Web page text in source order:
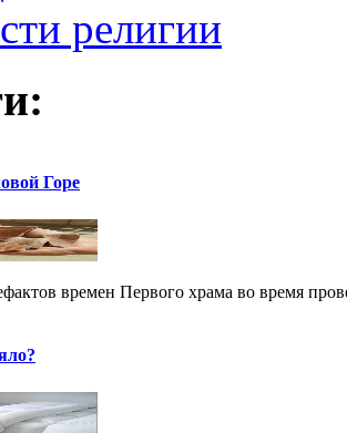
религии
Горе
времен Первого храма во время